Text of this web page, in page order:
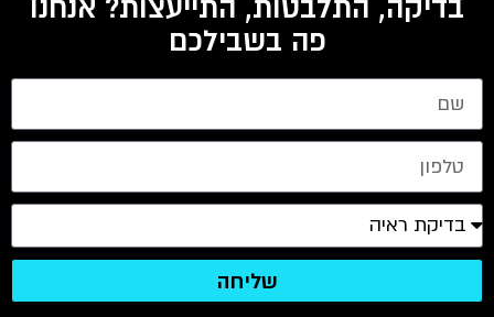
בדיקה, התלבטות, התייעצות? אנחנו
פה בשבילכם
שליחה